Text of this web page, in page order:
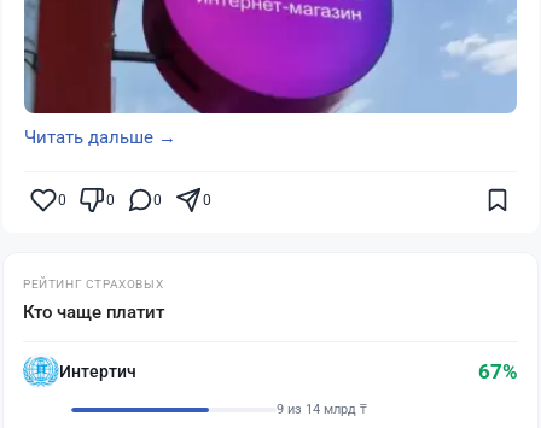
Читать дальше →
0 0 0 0
РЕЙТИНГ СТРАХОВЫХ
Кто чаще платит
Интертич 67%
9 из 14 млрд ₸